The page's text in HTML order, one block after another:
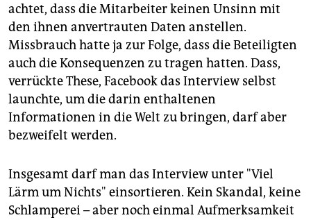
achtet, dass die Mitarbeiter keinen Unsinn mit
den ihnen anvertrauten Daten anstellen.
Missbrauch hatte ja zur Folge, dass die Beteiligten
auch die Konsequenzen zu tragen hatten. Dass,
verrückte These, Facebook das Interview selbst
launchte, um die darin enthaltenen
Informationen in die Welt zu bringen, darf aber
bezweifelt werden.
Insgesamt darf man das Interview unter "Viel
Lärm um Nichts" einsortieren. Kein Skandal, keine
Schlamperei – aber noch einmal Aufmerksamkeit